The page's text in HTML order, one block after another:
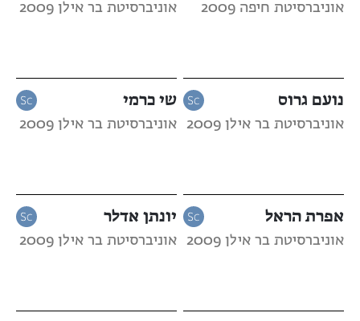
אוניברסיטת חיפה 2009 אוניברסיטת בר אילן 2009
נועם גרוס
אוניברסיטת בר אילן 2009
שי כרמי
אוניברסיטת בר אילן 2009
אפרת הראל
אוניברסיטת בר אילן 2009
יונתן אדלר
אוניברסיטת בר אילן 2009